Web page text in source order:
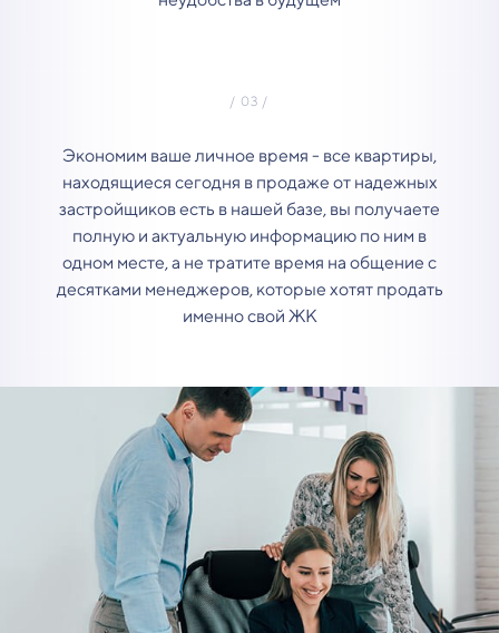
Экономим ваше личное время - все квартиры,
находящиеся сегодня в продаже от надежных
застройщиков есть в нашей базе, вы получаете
полную и актуальную информацию по ним в
одном месте, а не тратите время на общение с
десятками менеджеров, которые хотят продать
именно свой ЖК